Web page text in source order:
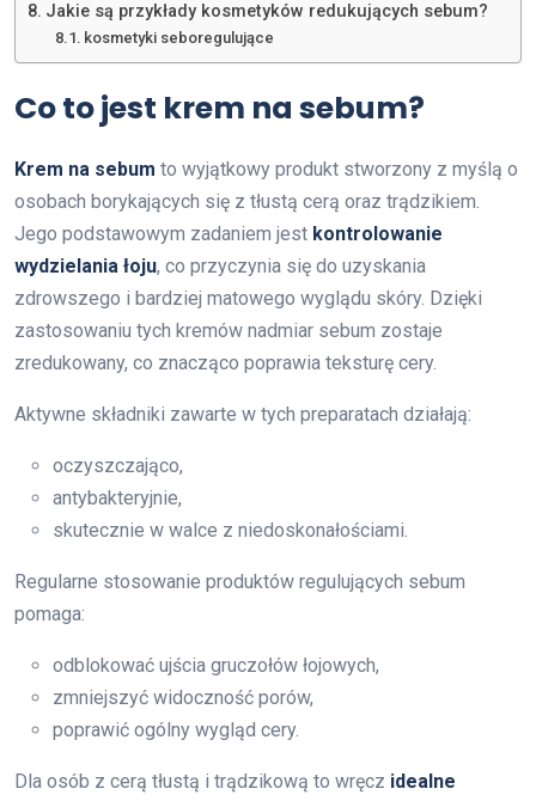
Jakie są przykłady kosmetyków redukujących sebum?
kosmetyki seboregulujące
Co to jest krem na sebum?
Krem na sebum to wyjątkowy produkt stworzony z myślą o
osobach borykających się z tłustą cerą oraz trądzikiem.
Jego podstawowym zadaniem jest kontrolowanie
wydzielania łoju, co przyczynia się do uzyskania
zdrowszego i bardziej matowego wyglądu skóry. Dzięki
zastosowaniu tych kremów nadmiar sebum zostaje
zredukowany, co znacząco poprawia teksturę cery.
Aktywne składniki zawarte w tych preparatach działają:
oczyszczająco,
antybakteryjnie,
skutecznie w walce z niedoskonałościami.
Regularne stosowanie produktów regulujących sebum
pomaga:
odblokować ujścia gruczołów łojowych,
zmniejszyć widoczność porów,
poprawić ogólny wygląd cery.
Dla osób z cerą tłustą i trądzikową to wręcz idealne